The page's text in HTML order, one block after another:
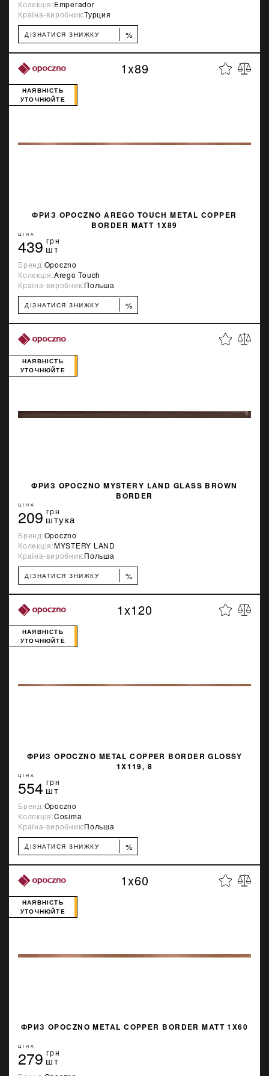
Колекція:Emperador
Країна-виробник:Турция
ДІЗНАТИСЯ ЗНИЖКУ %
1x89
ФРИЗ OPOCZNO AREGO TOUCH METAL COPPER
BORDER MATT 1X89
НАЯВНІСТЬ
УТОЧНЮЙТЕ
ЦІНА
439 грн
шт
Бренд:Opoczno
Колекція:Arego Touch
Країна-виробник:Польша
ДІЗНАТИСЯ ЗНИЖКУ %
ФРИЗ OPOCZNO MYSTERY LAND GLASS BROWN
BORDER
НАЯВНІСТЬ
УТОЧНЮЙТЕ
ЦІНА
209 грн
штука
Бренд:Opoczno
Колекція:MYSTERY LAND
Країна-виробник:Польша
ДІЗНАТИСЯ ЗНИЖКУ %
1x120
ФРИЗ OPOCZNO METAL COPPER BORDER GLOSSY
1X119, 8
НАЯВНІСТЬ
УТОЧНЮЙТЕ
ЦІНА
554 грн
шт
Бренд:Opoczno
Колекція:Cosima
Країна-виробник:Польша
ДІЗНАТИСЯ ЗНИЖКУ %
1x60
ФРИЗ OPOCZNO METAL COPPER BORDER MATT 1X60
НАЯВНІСТЬ
УТОЧНЮЙТЕ
ЦІНА
279 грн
шт